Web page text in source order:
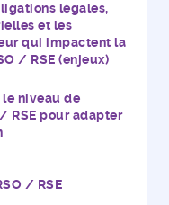
légales,
et les
qui impactent la
/ RSE (enjeux)
niveau de
RSE pour adapter
/ RSE